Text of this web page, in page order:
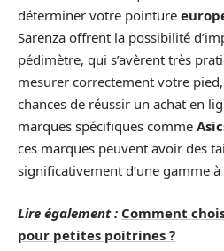
déterminer votre pointure
Sarenza offrent la possibilité
pédimètre, qui s’avèrent très
mesurer correctement votre
chances de réussir un achat en
marques spécifiques comme
ces marques peuvent avoir des
significativement d’une gamme à
Lire également : Comment
pour petites poitrines ?